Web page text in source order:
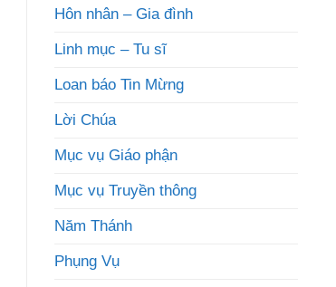
Hôn nhân – Gia đình
Linh mục – Tu sĩ
Loan báo Tin Mừng
Lời Chúa
Mục vụ Giáo phận
Mục vụ Truyền thông
Năm Thánh
Phụng Vụ